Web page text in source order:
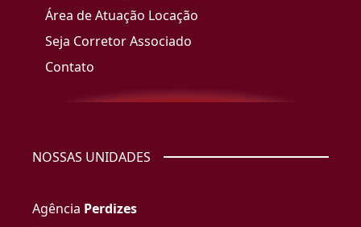
Área de Atuação Locação
Seja Corretor Associado
Contato
NOSSAS UNIDADES
Agência Perdizes